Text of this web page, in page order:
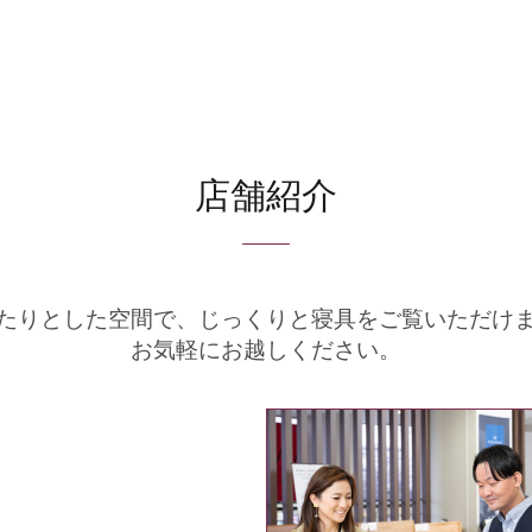
店舗紹介
りとした空間で、
じっくりと寝具をご覧いただけ
お気軽にお越しください。